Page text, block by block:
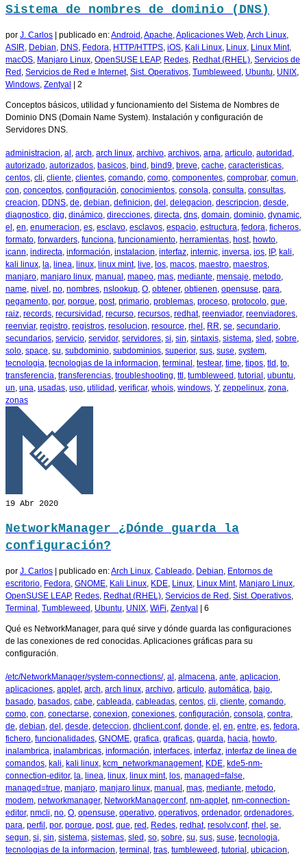
Sistema de nombres de dominio (DNS)
por J. Carlos | publicado en:Android Apache Aplicaciones Web Arch Linux
ASIR Debian DNS Fedora HTTP/HTTPS iOS Kali Linux Linux Linux Mint,
macOS Manjaro Linux OpenSUSE LEAP, Redes Redhat (RHEL) Servicios de
Red Servicios de Red e Internet, Sist. Operativos Tumbleweed Ubuntu UNIX
Windows Zentyal | 2
Conceptos básicos, utilidad y funcionamiento del Sistema de Nombres de
Dominio DNS (Domain Name System). Instalación y configuración de
Servidores DNS.
administracion al arch arch linux archivo archivos arpa articulo autoridad
autorizado autorizados basicos bind bind9 breve cache caracteristicas
centos cli cliente clientes comando como componentes comprobar, comun
con conceptos configuración conocimientos consola consulta consultas
creacion DDNS de debian definicion del delegacion descripcion desde
diagnostico dig dinámico direcciones directa dns domain dominio dynamic
el en enumeracion es esclavo esclavos espacio estructura fedora ficheros
formato forwarders funciona funcionamiento herramientas host, howto
icann indirecta información instalacion interfaz internic inversa ios IP, kali
kali linux la linea linux linux mint, live los macos maestro maestros
manjaro manjaro linux manual mapeo mas mediante mensaje metodo
name nivel no nombres nslookup O obtener, obtienen opensuse para
pegamento por, porque post, primario problemas proceso protocolo que
raiz records recursividad recurso recursos redhat, reenviador, reenviadores
reenviar, registro registros resolucion resource rhel RR se secundario
secundarios servicio servidor, servidores si sin sintaxis sistema sled sobre
solo space su subdominio subdominios superior, sus suse system
tecnologia tecnologias de la informacion terminal testear, time tipos tld to
transferencia transferencias troubleshooting ttl tumbleweed tutorial ubuntu
un una usadas uso utilidad verificar, whois windows Y, zeppelinux zona
zonas
19 Abr 2020
NetworkManager ¿Dónde guarda la
configuración?
por J. Carlos | publicado en:Arch Linux Cableado Debian Entornos de
escritorio Fedora GNOME Kali Linux KDE Linux Linux Mint, Manjaro Linux
OpenSUSE LEAP, Redes Redhat (RHEL) Servicios de Red Sist. Operativos
Terminal Tumbleweed Ubuntu UNIX WiFi Zentyal | 6
Qué es NetworkManager, para qué sirve y dónde guarda las configuraciones
de las conexiones de red conocidas. Aplicaciones gráficas para su
configuración.
/etc/NetworkManager/system-connections/, al almacena ante aplicacion
aplicaciones applet, arch arch linux archivo articulo automática bajo
basado basados cabe cableada cableadas centos cli cliente comando
como con conectarse conexion conexiones configuración consola contra
de debian del desde deteccion dhclient.conf, donde el en entre es fedora
fichero funcionalidades GNOME grafica graficas guarda hacia howto
inalambrica inalambricas información interfaces interfaz interfaz de linea de
comandos kali kali linux kcm_networkmanagement, KDE kde5-nm-
connection-editor, la linea linux linux mint, los managed=false
managed=true manjaro manjaro linux manual mas mediante metodo
modem networkmanager, NetworkManager.conf, nm-applet, nm-connection-
editor, nmcli no O opensuse operativo operativos ordenador, ordenadores
para perfil por, porque post, que red Redes redhat, resolv.conf, rhel se
segun si sin sistema sistemas sled so sobre su sus suse tecnologia
tecnologias de la informacion terminal tras tumbleweed tutorial ubicacion